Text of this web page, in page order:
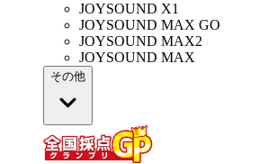
JOYSOUND X1
JOYSOUND MAX GO
JOYSOUND MAX2
JOYSOUND MAX
その他